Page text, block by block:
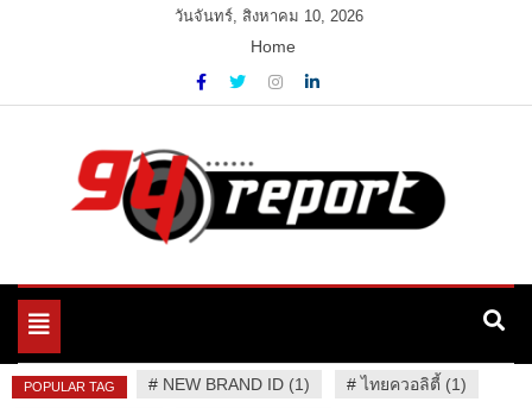
วันจันทร์, สิงหาคม 10, 2026
Home
94 Report.com
Toggle
POPULAR TAG # NEW BRAND ID (1) #ไทยควอลิตี้ (1)